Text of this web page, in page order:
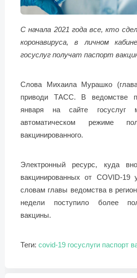
С начала 2021 года все, кто
коронавируса, в личном
госуслуг получат паспорт
Слова Михаила Мурашко
приводи ТАСС. В ведомстве
января на сайте госуслуг
автоматическом режиме
вакцинированного.
Электронный ресурс, куда
вакцинированных от COVID-19
словам главы ведомства в
недели поступило более
вакцины.
Теги: covid-19 госуслуги паспорт